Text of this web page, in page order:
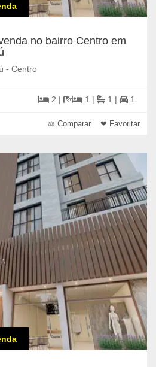
no bairro Centro em
- Centro
2 | 1 | 1 | 1
⚖ Comparar ❤ Favoritar